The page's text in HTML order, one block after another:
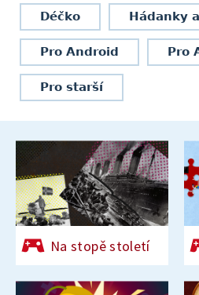
Déčko Hádanky
Pro Android Pro
Pro starší
Na stopě století